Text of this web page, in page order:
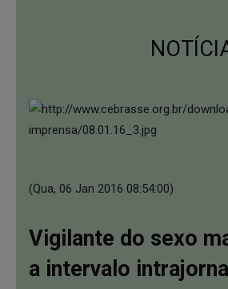
(Qua, 06 Jan 2016 08:54:00)
Vigilante do sexo
a intervalo